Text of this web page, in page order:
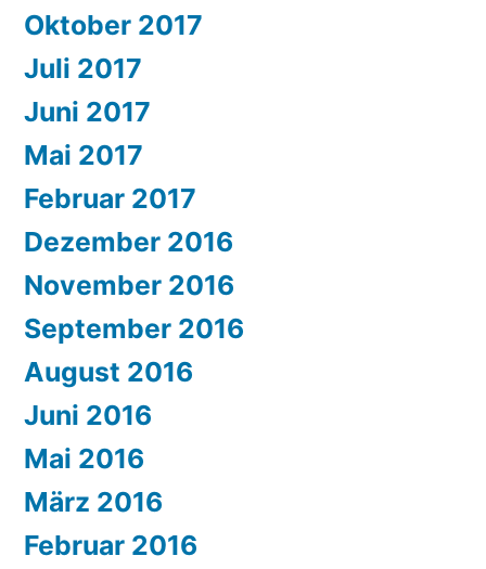
Oktober 2017
Juli 2017
Juni 2017
Mai 2017
Februar 2017
Dezember 2016
November 2016
September 2016
August 2016
Juni 2016
Mai 2016
März 2016
Februar 2016